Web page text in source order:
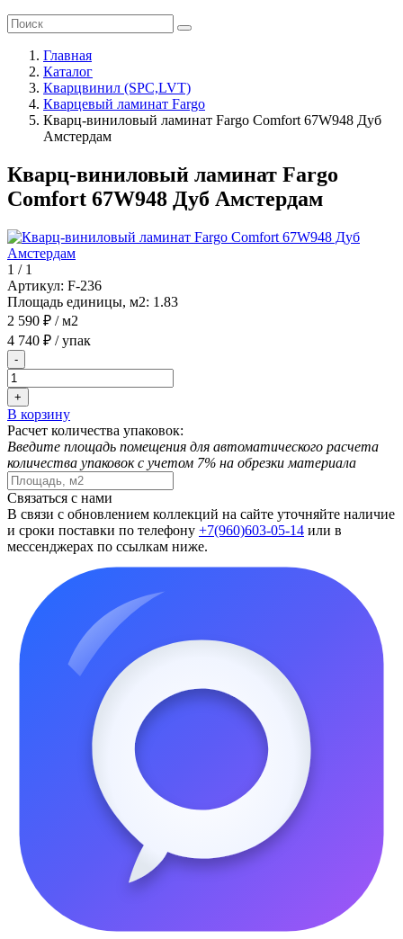
Главная
Каталог
Кварцвинил (SPC,LVT)
Кварцевый ламинат Fargo
Кварц-виниловый ламинат Fargo Comfort 67W948 Дуб
Амстердам
Кварц-виниловый ламинат Fargo
Comfort 67W948 Дуб Амстердам
1 / 1
Артикул: F-236
Площадь единицы, м2: 1.83
2 590 ₽ / м2
4 740 ₽ / упак
-
+
В корзину
Расчет количества упаковок:
Введите площадь помещения для автоматического расчета
количества упаковок с учетом 7% на обрезки материала
Связаться с нами
В связи с обновлением коллекций на сайте уточняйте наличие
и сроки поставки по телефону +7(960)603-05-14 или в
мессенджерах по ссылкам ниже.